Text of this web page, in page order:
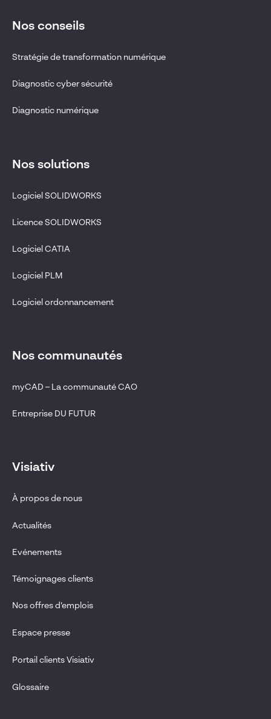
Nos conseils
Stratégie de transformation numérique
Diagnostic cyber sécurité
Diagnostic numérique
Nos solutions
Logiciel SOLIDWORKS
Licence SOLIDWORKS
Logiciel CATIA
Logiciel PLM
Logiciel ordonnancement
Nos communautés
myCAD – La communauté CAO
Entreprise DU FUTUR
Visiativ
À propos de nous
Actualités
Evénements
Témoignages clients
Nos offres d’emplois
Espace presse
Portail clients Visiativ
Glossaire